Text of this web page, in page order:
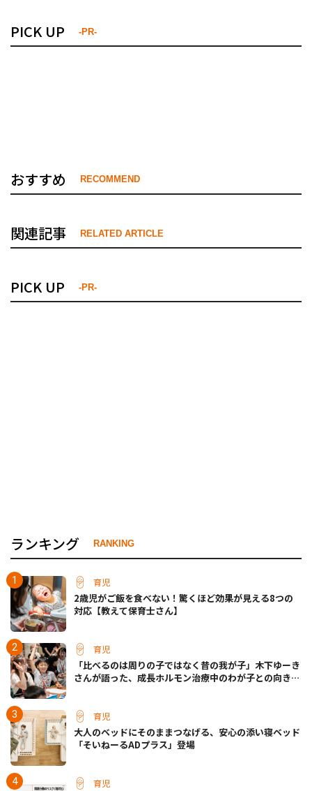
PICK UP -PR-
おすすめ RECOMMEND
関連記事 RELATED ARTICLE
PICK UP -PR-
ランキング RANKING
育児
2歳児がご飯を食べない！驚くほど効果が見える8つの
対応【教えて保育士さん】
育児
「比べるのは周りの子ではなく昔の我が子」木下ゆーき
さんが語った、成長ホルモン治療中のわが子との向き合
育児
大人のベッドにそのままつなげる、安心の添い寝ベッド
「そいねーるADプラス」登場
育児